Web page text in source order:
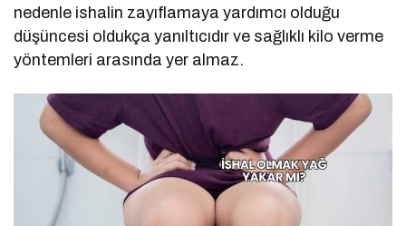
nedenle ishalin zayıflamaya yardımcı olduğu
düşüncesi oldukça yanıltıcıdır ve sağlıklı kilo verme
yöntemleri arasında yer almaz.